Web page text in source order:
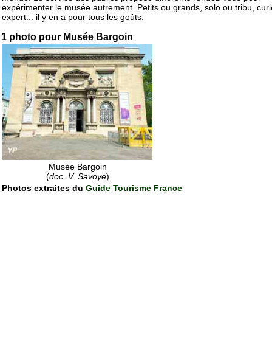
expérimenter le musée autrement. Petits ou grands, solo ou tribu,
expert... il y en a pour tous les goûts.
1 photo pour Musée Bargoin
Musée Bargoin
(doc. V. Savoye)
Photos extraites du Guide Tourisme France